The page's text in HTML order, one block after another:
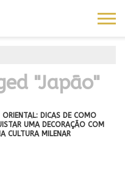
"Japão"
ORIENTAL: DICAS DE COMO
UMA DECORAÇÃO COM
CULTURA MILENAR